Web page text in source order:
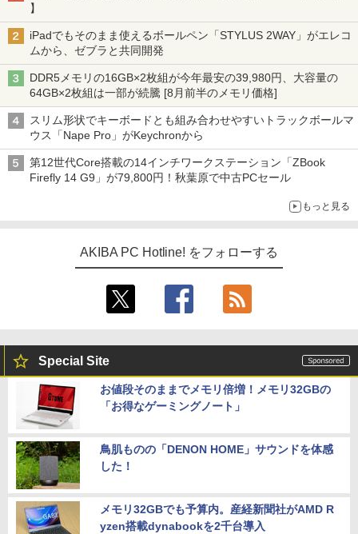
】
iPadでもそのまま使えるボールペン「STYLUS 2WAY」がエレコ
ムから、ゼブラと共同開発
DDR5メモリの16GB×2枚組が今年最安の39,980円、大容量の
64GB×2枚組は一部が続騰 [8月前半のメモリ価格]
スリム形状でキーボードとも組み合わせやすいトラックボールマ
ウス「Nape Pro」がKeychronから
第12世代Core搭載の14インチワークステーション「ZBook
Firefly 14 G9」が79,800円！秋葉原で中古PCセール
もっと見る
AKIBA PC Hotline! をフォローする
Special Site
お値段そのままでメモリ倍増！メモリ32GBの
「お得なゲーミングノート」
鳥肌ものの「DENON HOME」サウンドを体感
した！
メモリ32GBでも予算内。産経新聞社がAMD R
yzen搭載dynabookを2千台導入